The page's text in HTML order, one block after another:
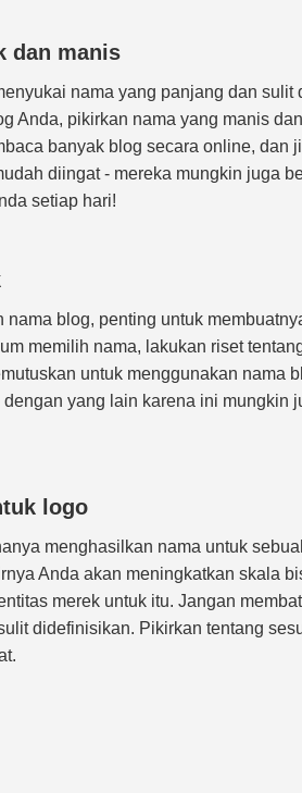
dan manis
nama yang panjang dan sulit
Anda, pikirkan nama yang manis
banyak blog secara online, dan
diingat - mereka mungkin juga
setiap hari!
nama blog, penting untuk
memilih nama, lakukan riset
untuk menggunakan nama
yang lain karena ini mungkin
logo
menghasilkan nama untuk
Anda akan meningkatkan skala
merek untuk itu. Jangan
didefinisikan. Pikirkan tentang